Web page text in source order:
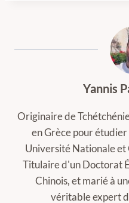
Yannis
Originaire de
en Grèce pour
Université Nationale
Titulaire d'un Doctorat
Chinois, et marié à
véritable expert